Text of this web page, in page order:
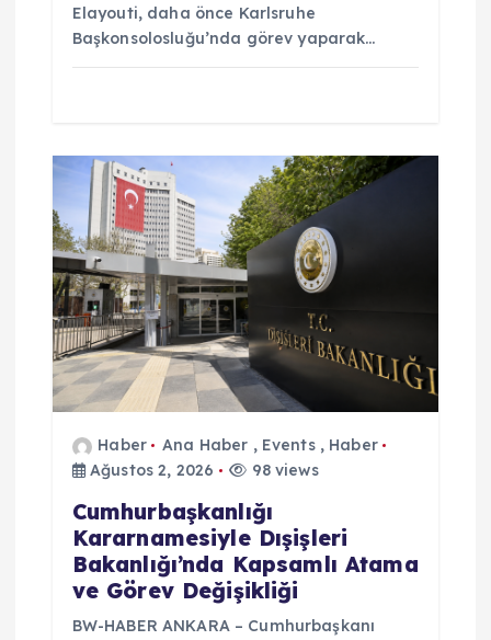
Elayouti, daha önce Karlsruhe
Başkonsolosluğu’nda görev yaparak…
Haber Ana Haber , Events, Haber
Ağustos 2, 2026
98 views
Cumhurbaşkanlığı
Kararnamesiyle Dışişleri
Bakanlığı’nda Kapsamlı Atama
ve Görev Değişikliği
BW-HABER ANKARA – Cumhurbaşkanı